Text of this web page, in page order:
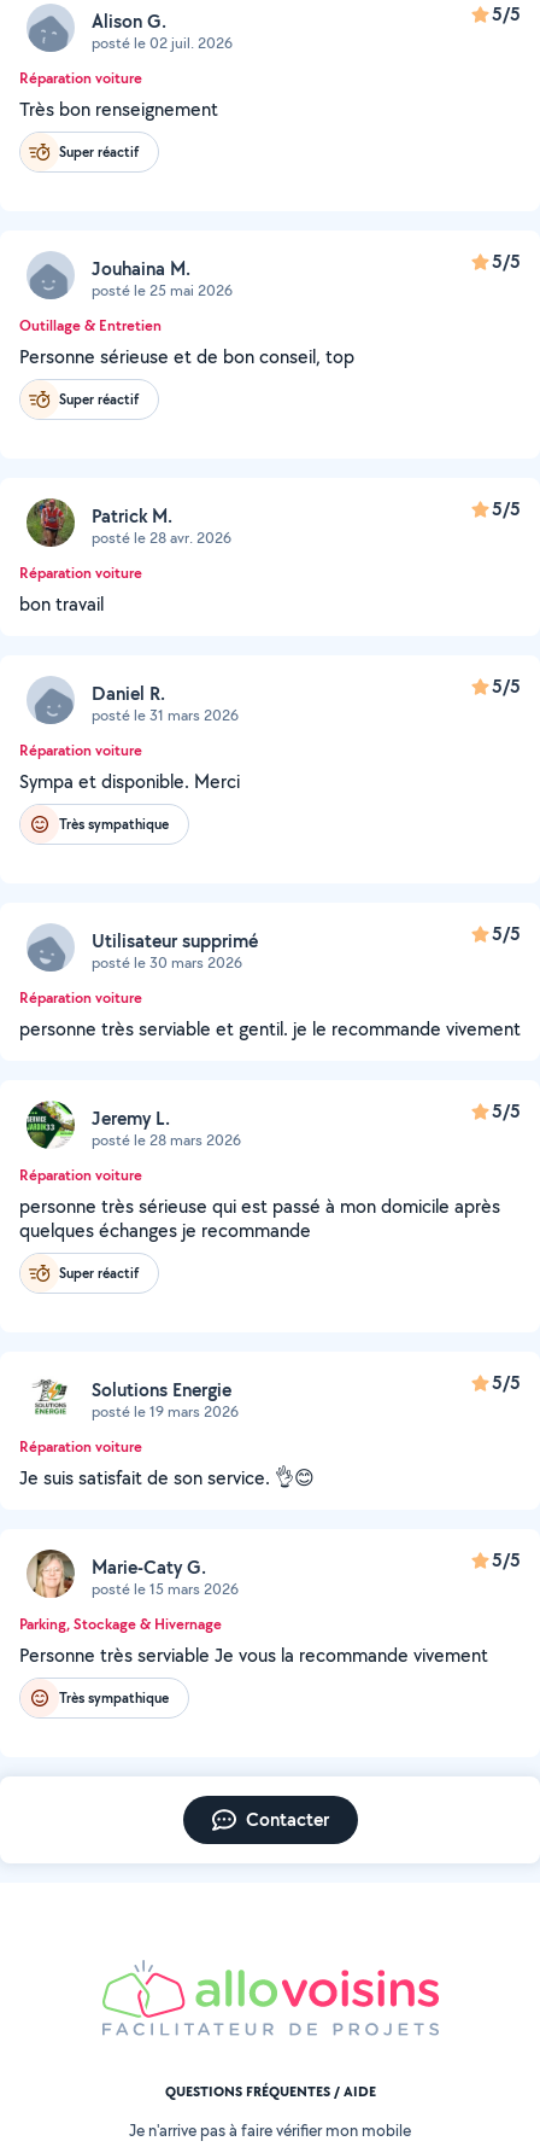
Alison G.
posté le 02 juil. 2026
5/5
Réparation voiture
Très bon renseignement
Super réactif
Jouhaina M.
posté le 25 mai 2026
5/5
Outillage & Entretien
Personne sérieuse et de bon conseil, top
Super réactif
Patrick M.
posté le 28 avr. 2026
5/5
Réparation voiture
bon travail
Daniel R.
posté le 31 mars 2026
5/5
Réparation voiture
Sympa et disponible. Merci
Très sympathique
Utilisateur supprimé
posté le 30 mars 2026
5/5
Réparation voiture
personne très serviable et gentil. je le recommande vivement
Jeremy L.
posté le 28 mars 2026
5/5
Réparation voiture
personne très sérieuse qui est passé à mon domicile après
quelques échanges je recommande
Super réactif
Solutions Energie
posté le 19 mars 2026
5/5
Réparation voiture
Je suis satisfait de son service. 👌😊
Marie-Caty G.
posté le 15 mars 2026
5/5
Parking, Stockage & Hivernage
Personne très serviable Je vous la recommande vivement
Très sympathique
Contacter
QUESTIONS FRÉQUENTES / AIDE
Je n'arrive pas à faire vérifier mon mobile